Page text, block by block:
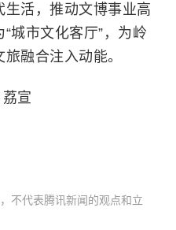
活，推动文博事业高
城市文化客厅”，为岭
融合注入动能。
宣
不代表腾讯新闻的观点和立